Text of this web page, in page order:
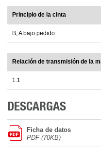
Principio de la cinta
B, A bajo pedido
Relación de transmisión de la
1:1
DESCARGAS
Ficha de datos
PDF (70KB)